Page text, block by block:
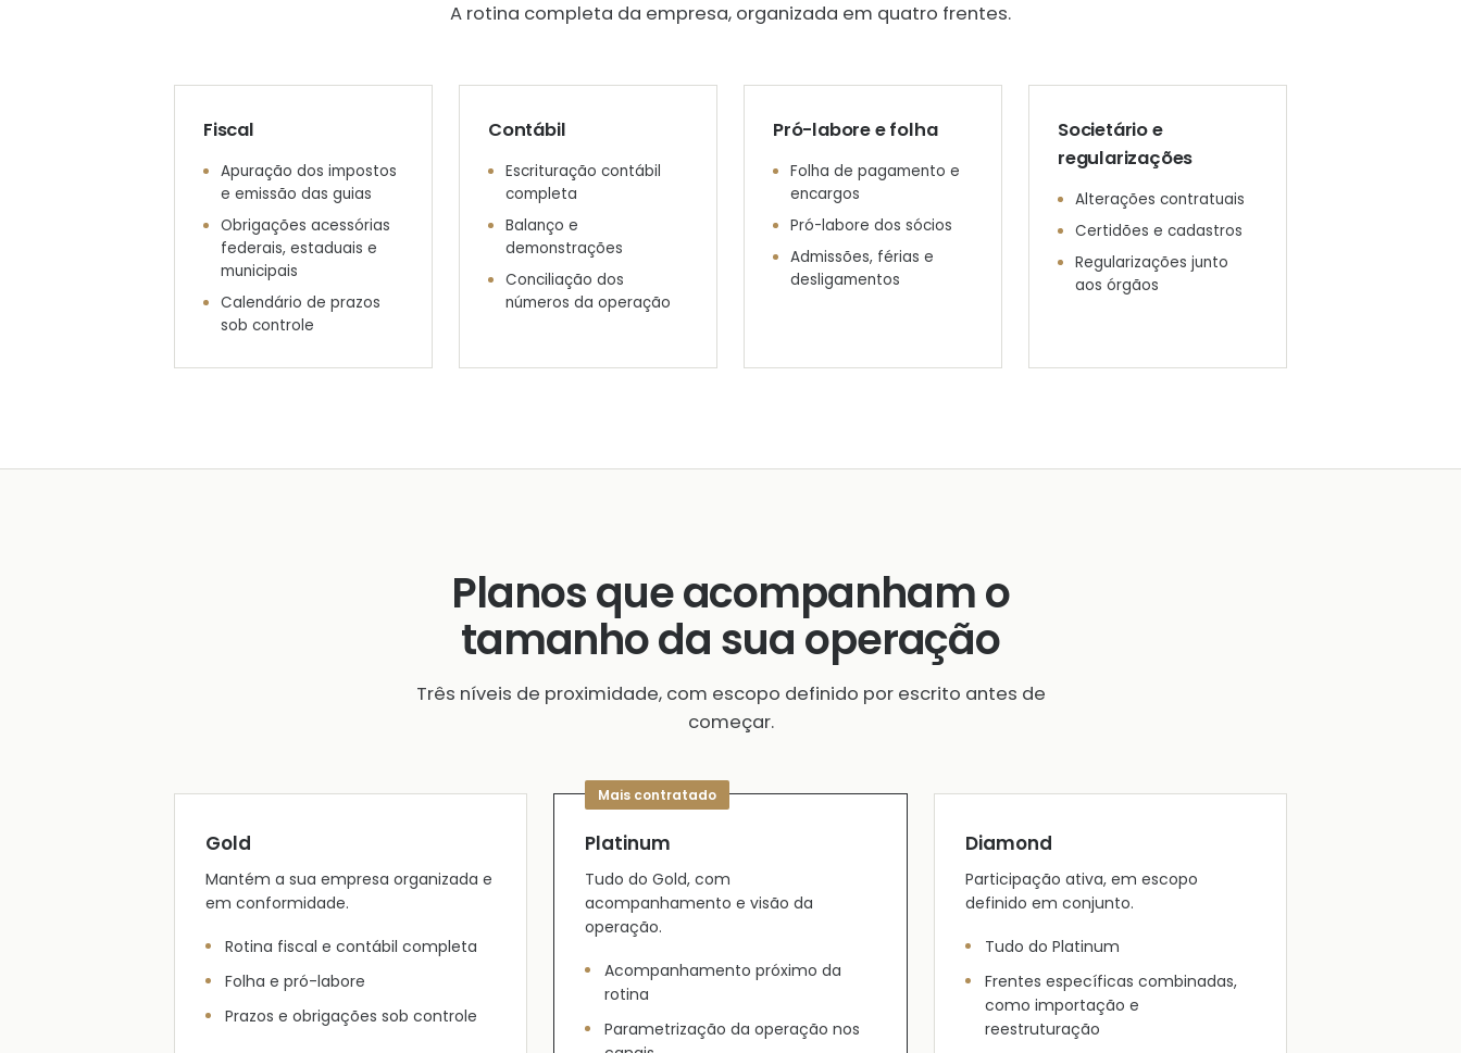
A rotina completa da empresa, organizada em quatro frentes.
Fiscal
Apuração dos impostos
e emissão das guias
Obrigações acessórias
federais, estaduais e
municipais
Calendário de prazos
sob controle
Contábil
Escrituração contábil
completa
Balanço e
demonstrações
Conciliação dos
números da operação
Pró-labore e folha
Folha de pagamento e
encargos
Pró-labore dos sócios
Admissões, férias e
desligamentos
Societário e
regularizações
Alterações contratuais
Certidões e cadastros
Regularizações junto
aos órgãos
Planos que acompanham o
tamanho da sua operação
Três níveis de proximidade, com escopo definido por escrito antes de
começar.
Gold
Mantém a sua empresa organizada e
em conformidade.
Rotina fiscal e contábil completa
Folha e pró-labore
Prazos e obrigações sob controle
Platinum
Tudo do Gold, com
acompanhamento e visão da
operação.
Acompanhamento próximo da
rotina
Parametrização da operação nos
Diamond
Participação ativa, em escopo
definido em conjunto.
Tudo do Platinum
Frentes específicas combinadas,
como importação e
reestruturação